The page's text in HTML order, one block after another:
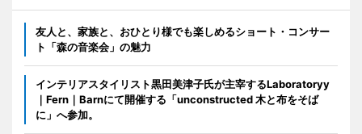
友人と、家族と、おひとり様でも楽しめるショート・コンサー
ト「森の音楽会」の魅力
インテリアスタイリスト黒田美津子氏が主宰するLaboratoryy
｜Fern｜Barnにて開催する「unconstructed 木と布をそば
に」へ参加。